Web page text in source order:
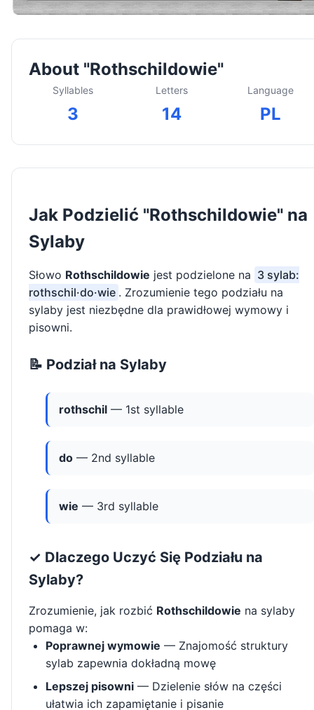
About "Rothschildowie"
Syllables
3
Letters
14
Language
PL
Jak Podzielić "Rothschildowie" na
Sylaby
Słowo Rothschildowie jest podzielone na 3 sylab:
rothschil·do·wie . Zrozumienie tego podziału na
sylaby jest niezbędne dla prawidłowej wymowy i
pisowni.
📝 Podział na Sylaby
rothschil — 1st syllable
do — 2nd syllable
wie — 3rd syllable
✓ Dlaczego Uczyć Się Podziału na
Sylaby?
Zrozumienie, jak rozbić Rothschildowie na sylaby
pomaga w:
Poprawnej wymowie — Znajomość struktury
sylab zapewnia dokładną mowę
Lepszej pisowni — Dzielenie słów na części
ułatwia ich zapamiętanie i pisanie